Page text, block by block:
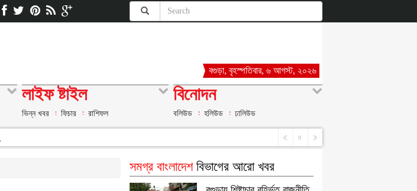
বগুড়া, বৃহস্পতিবার, ৬ আগস্ট, ২০২৬
লাইফ ষ্টাইল
ভিন্ন খবর ফিচার রাশিফল
বিনোদন
বলিউড হলিউড ঢালিউড
সমগ্র বাংলাদেশবিভাগের আরো খবর